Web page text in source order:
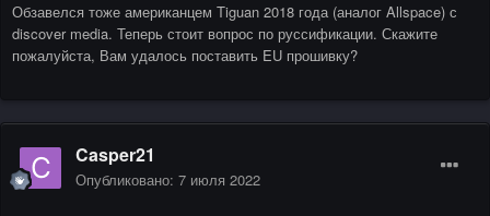
Обзавелся тоже американцем Tiguan 2018 года (аналог Allspace) с
discover media. Теперь стоит вопрос по руссификации. Скажите
пожалуйста, Вам удалось поставить EU прошивку?
Casper21
Опубликовано: 7 июля 2022